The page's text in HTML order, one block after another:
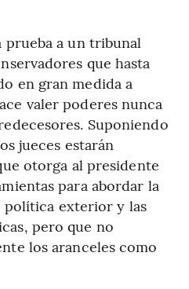
prueba a un tribunal
que hasta
en gran medida a
valer poderes nunca
Suponiendo
jueces estarán
otorga al presidente
para abordar la
política exterior y las
pero que no
los aranceles como